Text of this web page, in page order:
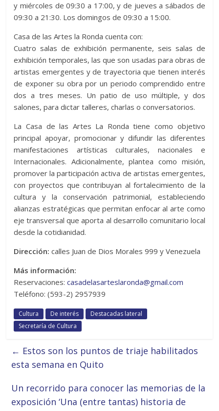
y miércoles de 09:30 a 17:00, y de jueves a sábados de
09:30 a 21:30. Los domingos de 09:30 a 15:00.
Casa de las Artes la Ronda cuenta con:
Cuatro salas de exhibición permanente, seis salas de
exhibición temporales, las que son usadas para obras de
artistas emergentes y de trayectoria que tienen interés
de exponer su obra por un periodo comprendido entre
dos a tres meses. Un patio de uso múltiple, y dos
salones, para dictar talleres, charlas o conversatorios.
La Casa de las Artes La Ronda tiene como objetivo
principal apoyar, promocionar y difundir las diferentes
manifestaciones artísticas culturales, nacionales e
Internacionales. Adicionalmente, plantea como misión,
promover la participación activa de artistas emergentes,
con proyectos que contribuyan al fortalecimiento de la
cultura y la conservación patrimonial, estableciendo
alianzas estratégicas que permitan enfocar al arte como
eje transversal que aporta al desarrollo comunitario local
desde la cotidianidad.
Dirección: calles Juan de Dios Morales 999 y Venezuela
Más información:
Reservaciones:casadelasarteslaronda@gmail.com
Teléfono: (593-2) 2957939
Cultura De interés
Destacadas lateral
Secretaría de Cultura
← Estos son los puntos de triaje habilitados
esta semana en Quito
Un recorrido para conocer las memorias de la
exposición ‘Una (entre tantas) historia de